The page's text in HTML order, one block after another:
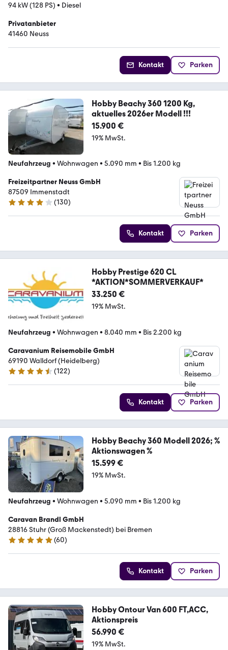
94 kW (128 PS) • Diesel
Privatanbieter
41460 Neuss
Kontakt Parken
Hobby Beachy 360 1200 Kg,
aktuelles 2026er Modell !!!
15.900 €
19% MwSt.
Neufahrzeug • Wohnwagen • 5.090 mm • Bis 1.200 kg
Freizeitpartner Neuss GmbH
87509 Immenstadt
4.2 Sterne
(130)
Kontakt Parken
Hobby Prestige 620 CL
*AKTION*SOMMERVERKAUF*
33.250 €
19% MwSt.
Neufahrzeug • Wohnwagen • 8.040 mm • Bis 2.200 kg
Caravanium Reisemobile GmbH
69190 Walldorf (Heidelberg)
4.4 Sterne
(122)
Kontakt Parken
Hobby Beachy 360 Modell 2026; %
Aktionswagen %
15.599 €
19% MwSt.
Neufahrzeug • Wohnwagen • 5.090 mm • Bis 1.200 kg
Caravan Brandl GmbH
28816 Stuhr (Groß Mackenstedt) bei Bremen
4.8 Sterne
(60)
Kontakt Parken
Hobby Ontour Van 600 FT,ACC,
Aktionspreis
56.990 €
19% MwSt.